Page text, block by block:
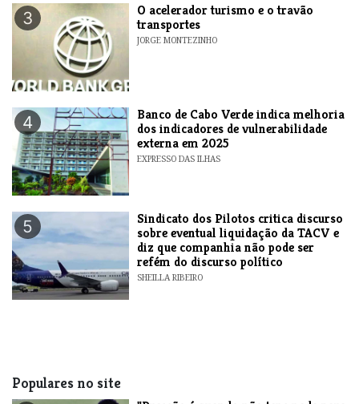
3
O acelerador turismo e o travão
transportes
JORGE MONTEZINHO
4
Banco de Cabo Verde indica melhoria
dos indicadores de vulnerabilidade
externa em 2025
EXPRESSO DAS ILHAS
5
Sindicato dos Pilotos critica discurso
sobre eventual liquidação da TACV e
diz que companhia não pode ser
refém do discurso político
SHEILLA RIBEIRO
Populares no site